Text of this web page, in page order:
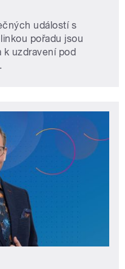
událostí s
pořadu jsou
k uzdravení pod